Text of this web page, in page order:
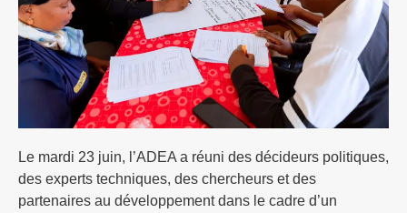
Le mardi 23 juin, l’ADEA a réuni des décideurs politiques,
des experts techniques, des chercheurs et des
partenaires au développement dans le cadre d’un